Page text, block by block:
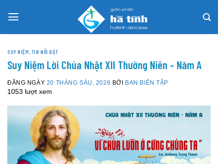
SUY NIỆM, TIN NỔI BẬT
Suy Niệm Lời Chúa Nhật XII Thường Niên – Năm A
ĐĂNG NGÀY 20 THÁNG SÁU, 2026 BỞI BAN BIÊN TẬP
1053 lượt xem